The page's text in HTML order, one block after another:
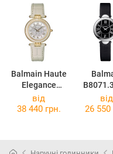
Balmain Haute
Elegance
Vintage
B8135.51.12
від
38 440 грн.
від
26 550